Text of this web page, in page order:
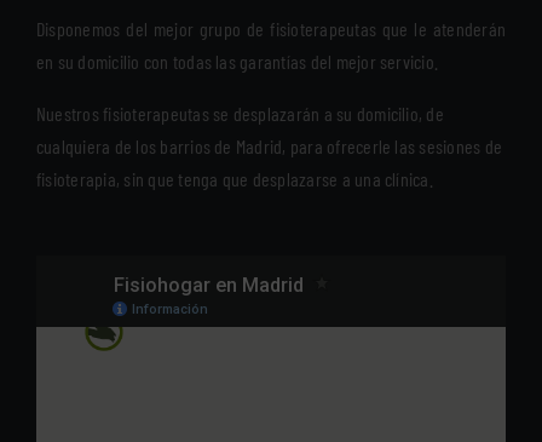
Disponemos del mejor grupo de fisioterapeutas que le atenderán
en su domicilio con todas las garantías del mejor servicio.
Nuestros fisioterapeutas se desplazarán a su domicilio, de
cualquiera de los barrios de Madrid, para ofrecerle las sesiones de
fisioterapia, sin que tenga que desplazarse a una clínica.